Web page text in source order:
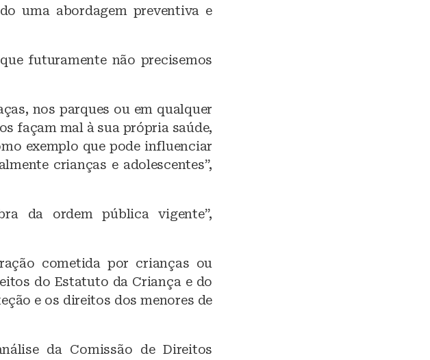
uma abordagem preventiva e
futuramente não precisemos
nos parques ou em qualquer
façam mal à sua própria saúde,
exemplo que pode influenciar
crianças e adolescentes”,
da ordem pública vigente”,
cometida por crianças ou
do Estatuto da Criança e do
e os direitos dos menores de
da Comissão de Direitos